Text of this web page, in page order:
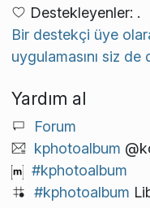
Destekleyenler: .
Bir destekçi üye
uygulamasını siz de
Yardım al
Forum
kphotoalbum
#kphotoalbum
#kphotoalbum